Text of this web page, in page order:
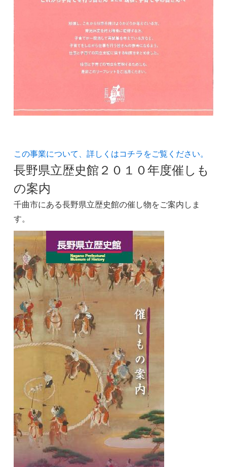
この事業について、詳しくはコチラをご覧ください。
長野県立歴史館２０１０年度催しも
の案内
千曲市にある長野県立歴史館の催し物をご案内しま
す。